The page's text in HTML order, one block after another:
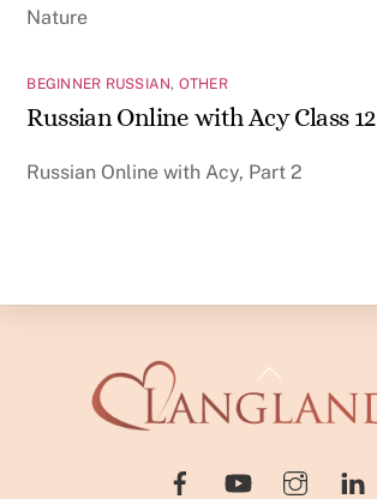
Nature
BEGINNER RUSSIAN, OTHER
Russian Online with Acy Class 12
Russian Online with Acy, Part 2
Back
To
Top